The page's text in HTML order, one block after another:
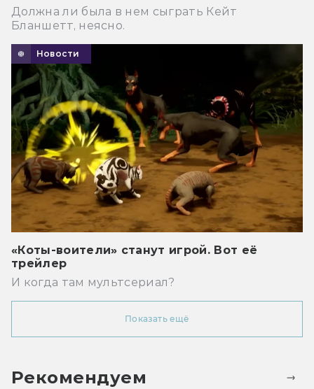
Должна ли была в нем сыграть Кейт
Бланшетт, неясно.
Новости
«Коты-воители» станут игрой. Вот её
трейлер
И когда там мультсериал?
Показать ещё
Рекомендуем